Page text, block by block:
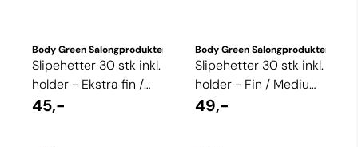
Body Green Salongprodukter
Slipehetter 30 stk inkl.
holder - Ekstra fin /
Fin grit
45,-
Body Green Salongprodukter
Slipehetter 30 stk inkl.
holder - Fin / Medium
grit
49,-